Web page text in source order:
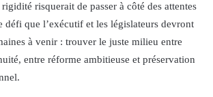
risquerait de passer à côté des attentes
défi que l’exécutif et les législateurs devront
à venir : trouver le juste milieu entre
entre réforme ambitieuse et préservation